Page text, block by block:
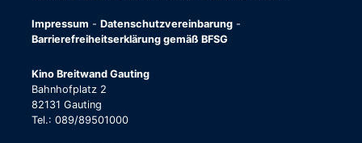
Impressum - Datenschutzvereinbarung -
Barrierefreiheitserklärung gemäß BFSG
Kino Breitwand Gauting
Bahnhofplatz 2
82131 Gauting
Tel.: 089/89501000